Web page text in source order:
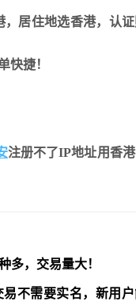
，居住地选香港，认
快捷！
注册不了IP地址用香
多，交易量大！
不需要实名，新用